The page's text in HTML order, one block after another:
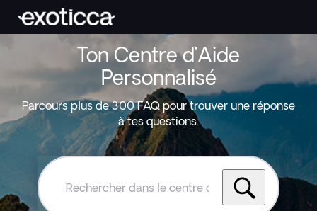
Ton Centre d’Aide
Personnalisé
Parcours plus de 300 FAQ pour trouver une réponse
à tes questions.
Rechercher